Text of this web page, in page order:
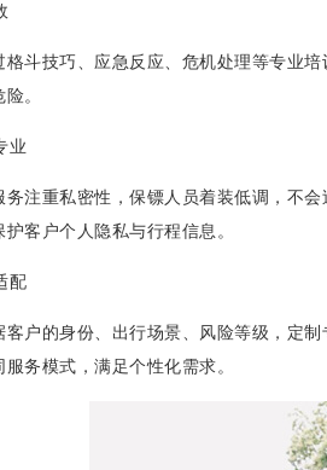
格斗技巧、应急反应、危机处理等专业
。
业
务注重私密性，保镖人员着装低调，不
客户个人隐私与行程信息。
配
客户的身份、出行场景、风险等级，定
务模式，满足个性化需求。